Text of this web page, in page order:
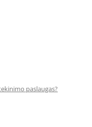
paslaugas?